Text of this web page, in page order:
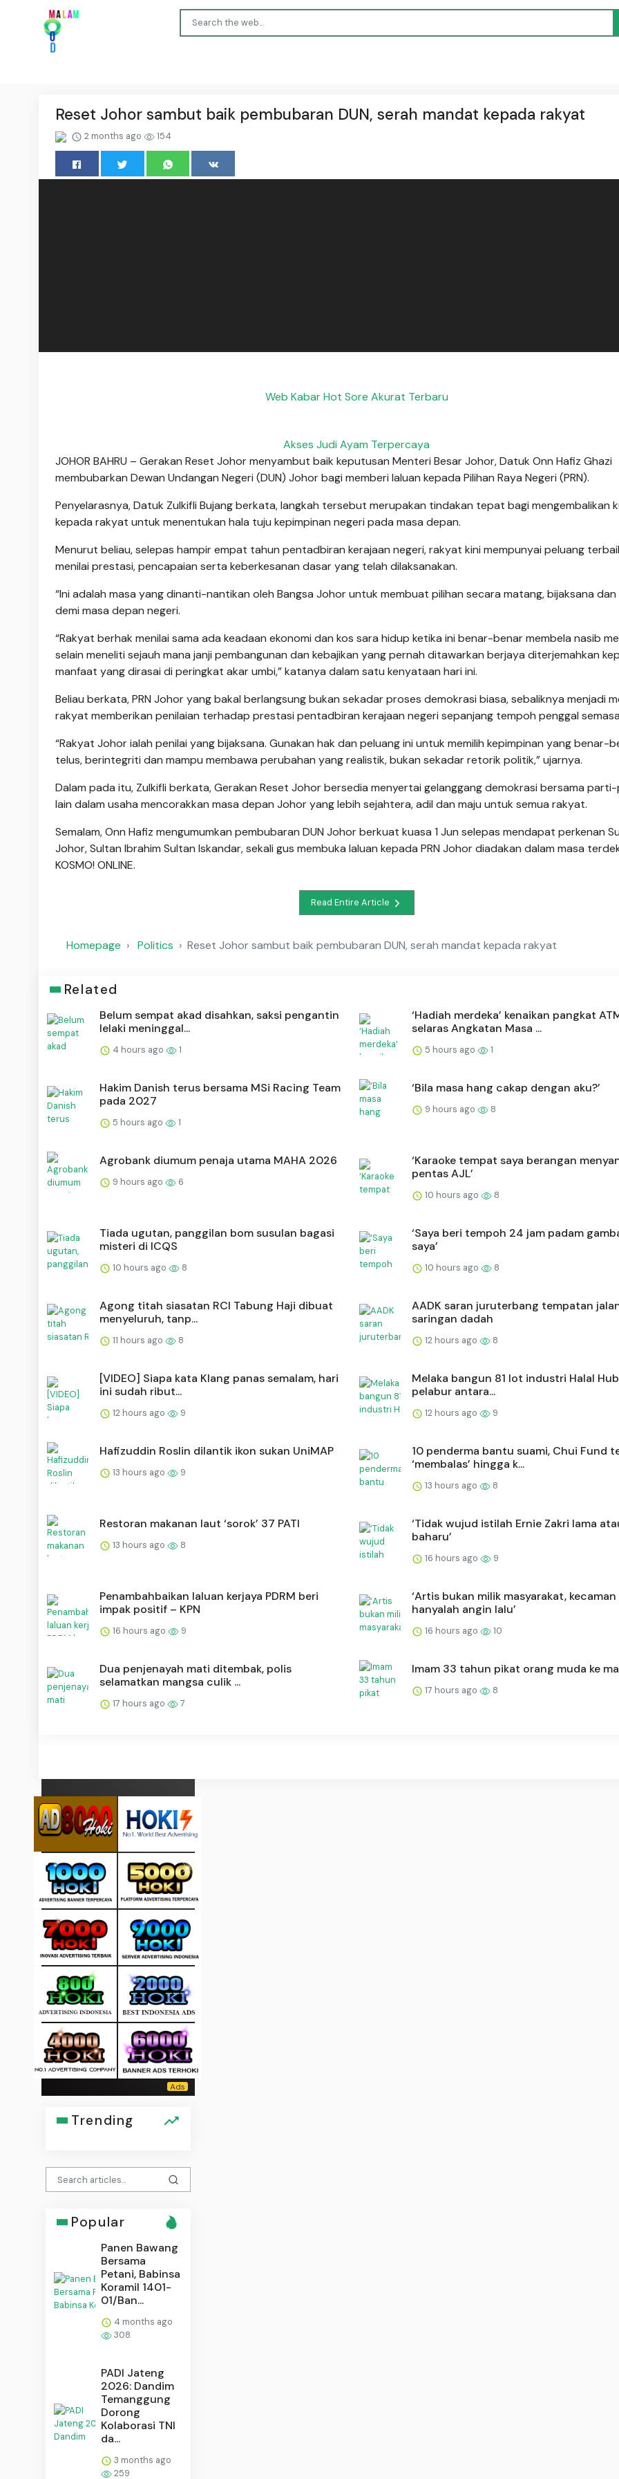
Reset Johor sambut baik pembubaran DUN, serah mandat kepada rakyat
2 months ago 154
Web Kabar Hot Sore Akurat Terbaru
Akses Judi Ayam Terpercaya
JOHOR BAHRU – Gerakan Reset Johor menyambut baik keputusan Menteri Besar Johor, Datuk Onn Hafiz Ghazi
membubarkan Dewan Undangan Negeri (DUN) Johor bagi memberi laluan kepada Pilihan Raya Negeri (PRN).
Penyelarasnya, Datuk Zulkifli Bujang berkata, langkah tersebut merupakan tindakan tepat bagi mengembalikan
kepada rakyat untuk menentukan hala tuju kepimpinan negeri pada masa depan.
Menurut beliau, selepas hampir empat tahun pentadbiran kerajaan negeri, rakyat kini mempunyai peluang
menilai prestasi, pencapaian serta keberkesanan dasar yang telah dilaksanakan.
“Ini adalah masa yang dinanti-nantikan oleh Bangsa Johor untuk membuat pilihan secara matang, bijaksana dan
demi masa depan negeri.
“Rakyat berhak menilai sama ada keadaan ekonomi dan kos sara hidup ketika ini benar-benar membela nasib
selain meneliti sejauh mana janji pembangunan dan kebajikan yang pernah ditawarkan berjaya diterjemahkan
manfaat yang dirasai di peringkat akar umbi,” katanya dalam satu kenyataan hari ini.
Beliau berkata, PRN Johor yang bakal berlangsung bukan sekadar proses demokrasi biasa, sebaliknya menjadi
rakyat memberikan penilaian terhadap prestasi pentadbiran kerajaan negeri sepanjang tempoh penggal
“Rakyat Johor ialah penilai yang bijaksana. Gunakan hak dan peluang ini untuk memilih kepimpinan yang benar-
telus, berintegriti dan mampu membawa perubahan yang realistik, bukan sekadar retorik politik,” ujarnya.
Dalam pada itu, Zulkifli berkata, Gerakan Reset Johor bersedia menyertai gelanggang demokrasi bersama
lain dalam usaha mencorakkan masa depan Johor yang lebih sejahtera, adil dan maju untuk semua rakyat.
Semalam, Onn Hafiz mengumumkan pembubaran DUN Johor berkuat kuasa 1 Jun selepas mendapat perkenan
Johor, Sultan Ibrahim Sultan Iskandar, sekali gus membuka laluan kepada PRN Johor diadakan dalam masa
KOSMO! ONLINE.
Read Entire Article
Homepage Politics Reset Johor sambut baik pembubaran DUN, serah mandat kepada rakyat
Related
Belum sempat akad disahkan, saksi pengantin
lelaki meninggal...
4 hours ago 1
‘Hadiah merdeka’ kenaikan pangkat
selaras Angkatan Masa ...
5 hours ago 1
Hakim Danish terus bersama MSi Racing Team
pada 2027
5 hours ago 1
‘Bila masa hang cakap dengan aku?’
9 hours ago 8
Agrobank diumum penaja utama MAHA 2026
9 hours ago 6
‘Karaoke tempat saya berangan
pentas AJL’
10 hours ago 8
Tiada ugutan, panggilan bom susulan bagasi
misteri di ICQS
10 hours ago 8
‘Saya beri tempoh 24 jam padam
saya’
10 hours ago 8
Agong titah siasatan RCI Tabung Haji dibuat
menyeluruh, tanp...
11 hours ago 8
AADK saran juruterbang tempatan
saringan dadah
12 hours ago 8
[VIDEO] Siapa kata Klang panas semalam, hari
ini sudah ribut...
12 hours ago 9
Melaka bangun 81 lot industri Halal
pelabur antara...
12 hours ago 9
Hafizuddin Roslin dilantik ikon sukan UniMAP
13 hours ago 9
10 penderma bantu suami, Chui Fund
‘membalas’ hingga k...
13 hours ago 8
Restoran makanan laut ‘sorok’ 37 PATI
13 hours ago 8
‘Tidak wujud istilah Ernie Zakri lama
baharu’
16 hours ago 9
Penambahbaikan laluan kerjaya PDRM beri
impak positif – KPN
16 hours ago 9
‘Artis bukan milik masyarakat, kecaman
hanyalah angin lalu’
16 hours ago 10
Dua penjenayah mati ditembak, polis
selamatkan mangsa culik ...
17 hours ago 7
Imam 33 tahun pikat orang muda ke
17 hours ago 8
Trending
Popular
Panen Bawang
Bersama
Petani, Babinsa
Koramil 1401-
01/Ban...
4 months ago
308
PADI Jateng
2026: Dandim
Temanggung
Dorong
Kolaborasi TNI
da...
3 months ago
259